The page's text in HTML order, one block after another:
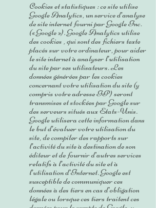
Cookies et statistiques : ce site utilise
Google Analytics, un service d’analyse
de site internet fourni par Google Inc.
(« Google »). Google Analytics utilise
des cookies , qui sont des fichiers texte
placés sur votre ordinateur, pour aider
le site internet à analyser l’utilisation
du site par ses utilisateurs. Les
données générées par les cookies
concernant votre utilisation du site (y
compris votre adresse IP) seront
transmises et stockées par Google sur
des serveurs situés aux Etats-Unis.
Google utilisera cette information dans
le but d’évaluer votre utilisation du
site, de compiler des rapports sur
l’activité du site à destination de son
éditeur et de fournir d’autres services
relatifs à l’activité du site et à
l’utilisation d’Internet. Google est
susceptible de communiquer ces
données à des tiers en cas d’obligation
légale ou lorsque ces tiers traitent ces